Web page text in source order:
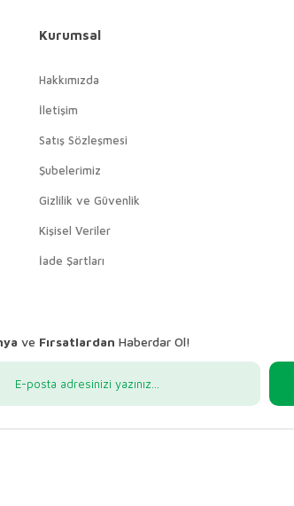
Kurumsal
Hakkımızda
İletişim
Satış Sözleşmesi
Şubelerimiz
Gizlilik ve Güvenlik
Kişisel Veriler
İade Şartları
ve Fırsatlardan Haberdar Ol!